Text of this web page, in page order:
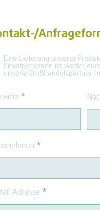
Eine Lieferung unserer
Privatpersonen ist weder
unsere Großhandelspartner
Adresse